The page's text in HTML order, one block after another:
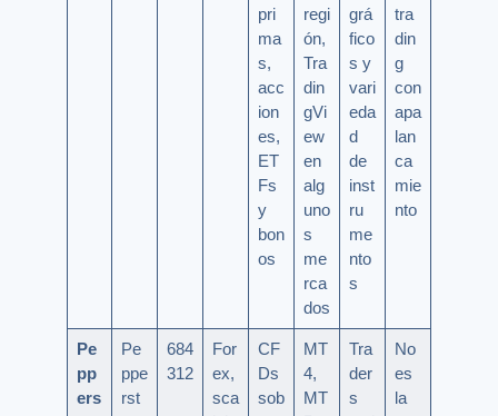
pri
ma
s,
acc
ion
es,
ET
Fs
y
bon
os
regi
ón,
Tra
din
gVi
ew
en
alg
uno
s
me
rca
dos
grá
fico
s y
vari
eda
d
de
inst
ru
me
nto
s
tra
din
g
con
apa
lan
ca
mie
nto
Pe
pp
ers
Pe
ppe
rst
684
312
For
ex,
sca
CF
Ds
sob
MT
4,
MT
Tra
der
s
No
es
la